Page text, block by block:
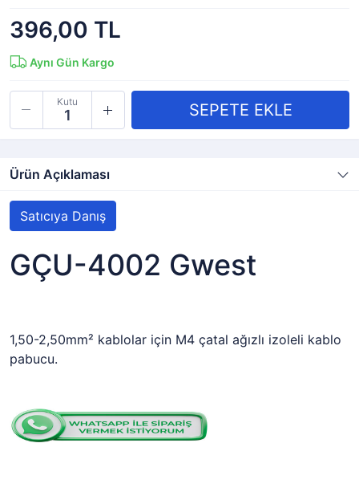
396,00 TL
Aynı Gün Kargo
Kutu
Ürün Açıklaması
Satıcıya Danış
GÇU-4002 Gwest
1,50-2,50mm² kablolar için M4 çatal ağızlı izoleli kablo
pabucu.